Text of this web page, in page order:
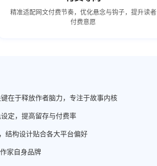
精准适配网文付费节奏，优化悬念与钩子，提升读者
付费意愿
在于释放作者脑力，专注于故事内核
定，提高留存与付费率
结构设计贴合各大平台偏好
家自身品牌